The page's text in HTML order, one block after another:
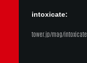
intoxicate:
tower.jp/mag/intoxicate